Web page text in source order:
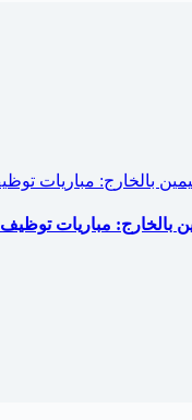
مباريات توظيف 154 منصبًا